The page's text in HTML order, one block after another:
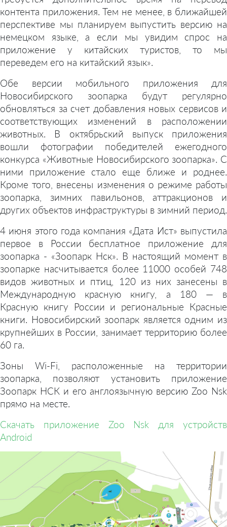
контента приложения. Тем не менее, в ближайшей
перспективе мы планируем выпустить версию на
немецком языке, а если мы увидим спрос на
приложение у китайских туристов, то мы
переведем его на китайский язык».
Обе версии мобильного приложения для
Новосибирского зоопарка будут регулярно
обновляться за счет добавления новых сервисов и
соответствующих изменений в расположении
животных. В октябрьский выпуск приложения
вошли фотографии победителей ежегодного
конкурса «Животные Новосибирского зоопарка». С
ними приложение стало еще ближе и роднее.
Кроме того, внесены изменения о режиме работы
зоопарка, зимних павильонов, аттракционов и
других объектов инфраструктуры в зимний период.
4 июня этого года компания «Дата Ист» выпустила
первое в России бесплатное приложение для
зоопарка - «Зоопарк Нск». В настоящий момент в
зоопарке насчитывается более 11000 особей 748
видов животных и птиц, 120 из них занесены в
Международную красную книгу, а 180 — в
Красную книгу России и региональные Красные
книги. Новосибирский зоопарк является одним из
крупнейших в России, занимает территорию более
60 га.
Зоны Wi-Fi, расположенные на территории
зоопарка, позволяют установить приложение
Зоопарк НСК и его англоязычную версию Zoo Nsk
прямо на месте.
Скачать приложение Zoo Nsk для устройств
Android